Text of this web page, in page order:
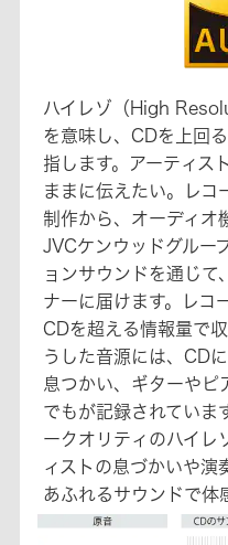
ハイレゾ（High
を意味し、CDを上回
指します。アーティス
ままに伝えたい。レコ
制作から、オーディオ
JVCケンウッドグルー
ョンサウンドを通じて
ナーに届けます。レコ
CDを超える情報量で
うした音源には、CD
息つかい、ギターやピ
でもが記録されていま
ークオリティのハイレ
ィストの息づかいや演
あふれるサウンドで体